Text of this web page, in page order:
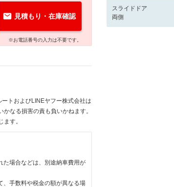
見積もり・在庫確認
※お電話番号の入力は不要です。
トおよびLINEヤフー株式会社は
なる損害の責も負いかねます。
す。
場合などは、別途納車費用が
手数料や税金の額が異なる場
スライドドア
両側